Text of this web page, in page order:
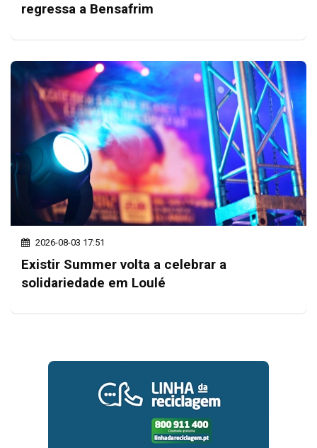
regressa a Bensafrim
2026-08-03 17:51
Existir Summer volta a celebrar a
solidariedade em Loulé